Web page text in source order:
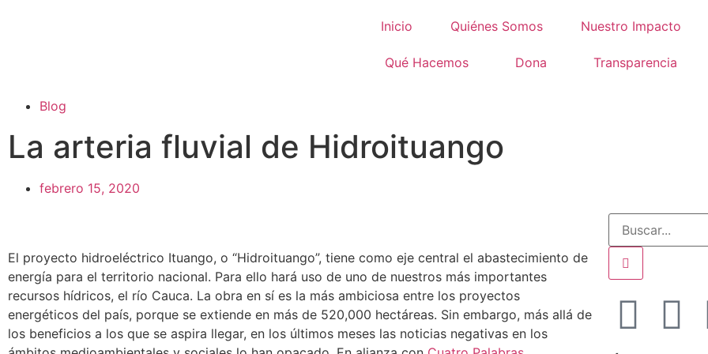
Inicio Quiénes Somos Nuestro Impacto
Qué Hacemos Dona Transparencia
Blog
La arteria fluvial de Hidroituango
febrero 15, 2020
El proyecto hidroeléctrico Ituango, o “Hidroituango”, tiene como eje central el abastecimiento de
energía para el territorio nacional. Para ello hará uso de uno de nuestros más importantes
recursos hídricos, el río Cauca. La obra en sí es la más ambiciosa entre los proyectos
energéticos del país, porque se extiende en más de 520,000 hectáreas. Sin embargo, más allá de
los beneficios a los que se aspira llegar, en los últimos meses las noticias negativas en los